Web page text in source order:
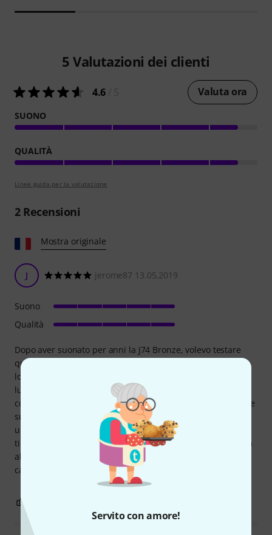
Servito con amore!
5 Valutazioni dei clienti
4.6 Valuta ora
SUONO
QUALITÀ
Linee guida per la valutazione
2Recensioni
Mostra originale
J jerome87 13.05.2019
Dopo aver suonato per anni la J74 Bronze, volevo testare
queste corde per verificarne la maggiore durata. Infatti, la
loro durata è notevolmente migliorata (almeno 3 volte più
lunga rispetto al bronzo) sia in termini di lucentezza che di
corrosione. Il suono è un po' più "roots", anche se è sottile e
su un mando di gamma bassa/media non dovrebbe fare
un'enorme differenza, e si adatta bene al bluegrass/old
time/trad. Il loro colore può sorprendere perché assomiglia
alle corde di una chitarra elettrica, ma alla fine è anche
carino. Per il momento è adottato.
Suono
Qualità